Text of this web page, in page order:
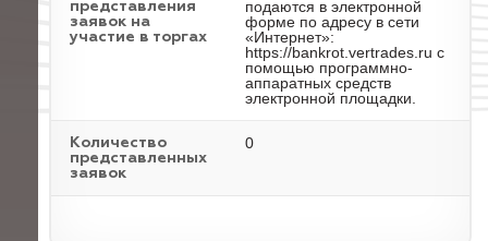
представления
заявок на
участие в торгах
подаются в электронной
форме по адресу в сети
«Интернет»:
https://bankrot.vertrades.ru с
помощью программно-
аппаратных средств
электронной площадки.
Количество
представленных
заявок
0